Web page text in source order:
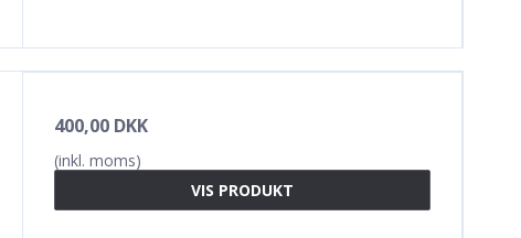
400,00 DKK
(inkl. moms)
VIS PRODUKT